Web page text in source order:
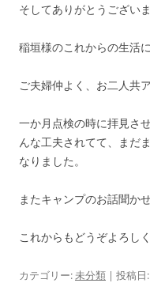
そしてありがとうございま
稲垣様のこれからの生活
ご夫婦仲よく、お二人共
一か月点検の時に拝見さ
んな工夫されてて、まだ
なりました。
またキャンプのお話聞か
これからもどうぞよろし
カテゴリー:未分類 | 投稿日: